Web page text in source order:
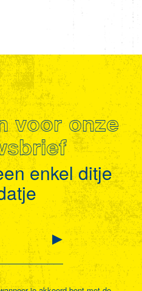
voor onze
enkel ditje